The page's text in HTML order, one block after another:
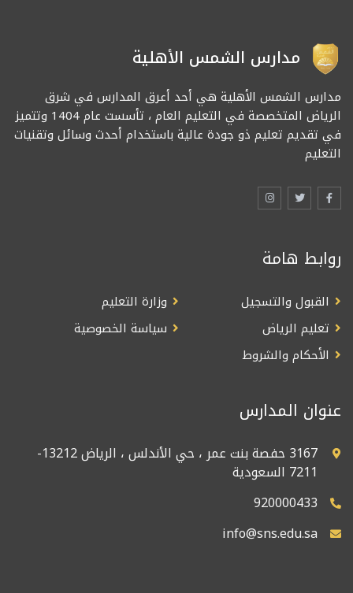
مدارس الشمس الأهلية
مدارس الشمس الأهلية هي أحد أعرق المدارس في شرق
الرياض المتخصصة في التعليم العام ، تأسست عام 1404 وتتميز
في تقديم تعليم ذو جودة عالية باستخدام أحدث وسائل وتقنيات
التعليم
روابط هامة
القبول والتسجيل
وزارة التعليم
تعليم الرياض
سياسة الخصوصية
الأحكام والشروط
عنوان المدارس
3167 حفصة بنت عمر ، حي الأندلس ، الرياض 13212-
7211 السعودية
920000433
info@sns.edu.sa